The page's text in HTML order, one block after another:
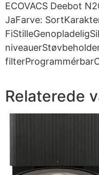
ECOVACS Deebot
JaFarve:
Relaterede